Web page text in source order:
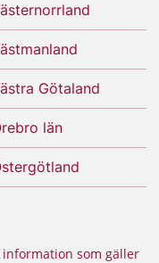
Götaland
län
som gäller